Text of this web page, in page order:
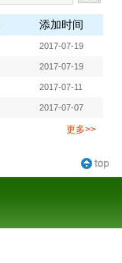
添加时间
2017-07-19
2017-07-19
2017-07-11
2017-07-07
更多>>